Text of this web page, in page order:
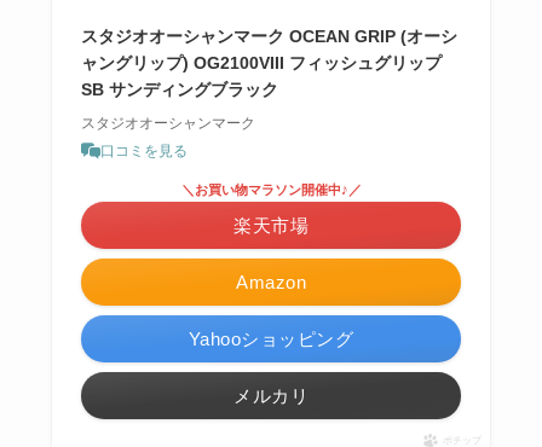
スタジオオーシャンマーク OCEAN GRIP (オーシ
ャングリップ) OG2100VIII フィッシュグリップ
SB サンディングブラック
スタジオオーシャンマーク
口コミを見る
Amazon
＼お買い物マラソン開催中♪／
楽天市場
Yahooショッピング
メルカリ
ポチップ